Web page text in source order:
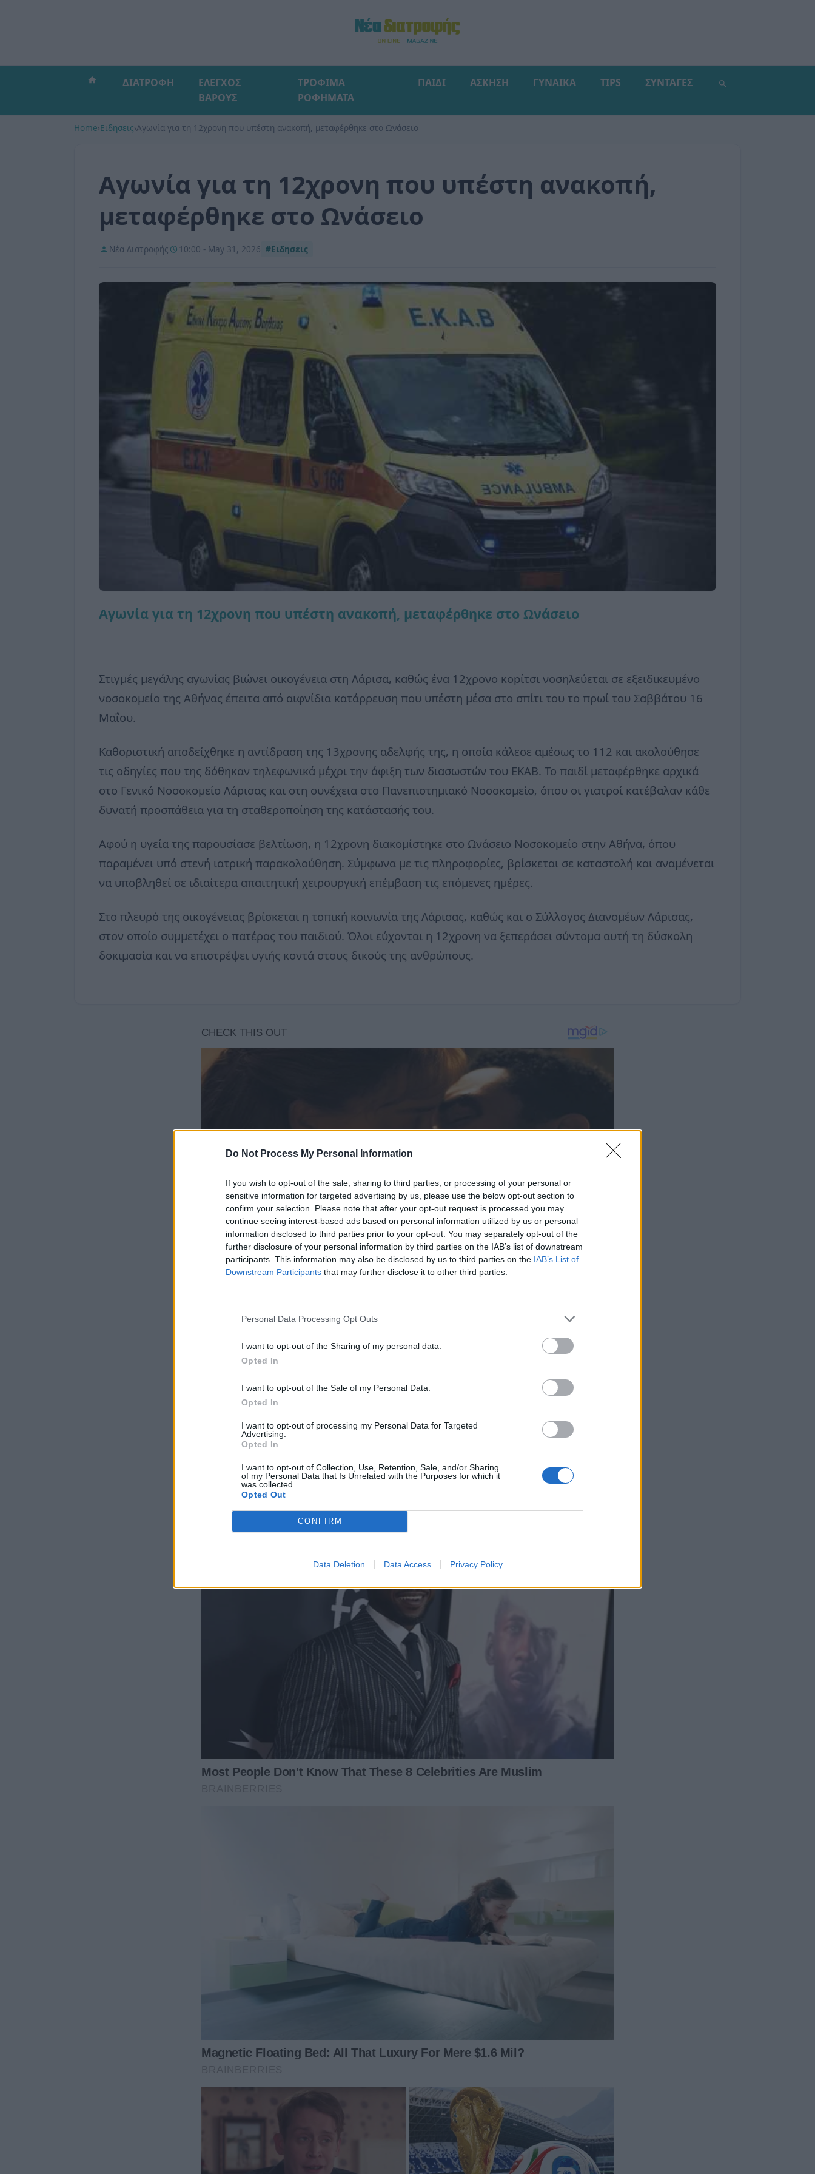
Do Not Process My Personal Information
If you wish to opt-out of the sale, sharing to third parties, or processing of your personal or
sensitive information for targeted advertising by us, please use the below opt-out section to
confirm your selection. Please note that after your opt-out request is processed you may
continue seeing interest-based ads based on personal information utilized by us or personal
information disclosed to third parties prior to your opt-out. You may separately opt-out of the
further disclosure of your personal information by third parties on the IAB’s list of downstream
participants. This information may also be disclosed by us to third parties on the IAB’s List of
Downstream Participants that may further disclose it to other third parties.
Personal Data Processing Opt Outs
I want to opt-out of the Sharing of my personal data.
Opted In
I want to opt-out of the Sale of my Personal Data.
Opted In
I want to opt-out of processing my Personal Data for Targeted
Advertising.
Opted In
I want to opt-out of Collection, Use, Retention, Sale, and/or Sharing
of my Personal Data that Is Unrelated with the Purposes for which it
was collected.
Opted Out
CONFIRM
Data Deletion Data Access Privacy Policy
ΔΙΑΤΡΟΦΗ
ΕΛΕΓΧΟΣ
ΒΑΡΟΥΣ
ΤΡΟΦΙΜΑ
ΡΟΦΗΜΑΤΑ
ΠΑΙΔΙ ΑΣΚΗΣΗ ΓΥΝΑΙΚΑ TIPS ΣΥΝΤΑΓΕΣ
Home›Ειδησεις›Aγωνία για τη 12χρονη που υπέστη ανακοπή, μεταφέρθηκε στο Ωνάσειο
Aγωνία για τη 12χρονη που υπέστη ανακοπή,
μεταφέρθηκε στο Ωνάσειο
Νέα Διατροφής 10:00 - May 31, 2026 #Ειδησεις
Aγωνία για τη 12χρονη που υπέστη ανακοπή, μεταφέρθηκε στο Ωνάσειο
Στιγμές μεγάλης αγωνίας βιώνει οικογένεια στη Λάρισα, καθώς ένα 12χρονο κopίτσι νοσηλεύεται σε εξειδικευμένο
νοσοκομείο της Αθήνας έπειτα από αιφνίδια κατάρρευση που υπέστη μέσα στο σπίτι του το πρωί του Σαββάτου 16
Μαΐου.
Καθοριστική αποδείχθηκε η αντίδραση της 13χρονης αδελφής της, η οποία κάλεσε αμέσως το 112 και ακολούθησε
τις οδηγίες που της δόθηκαν τηλεφωνικά μέχρι την άφιξη των διασωστών του ΕΚΑΒ. Το παιδί μεταφέρθηκε αρχικά
στο Γενικό Νοσοκομείο Λάρισας και στη συνέχεια στο Πανεπιστημιακό Νοσοκομείο, όπου οι γιατροί κατέβαλαν κάθε
δυνατή προσπάθεια για τη σταθεροποίηση της κατάστασής του.
Αφού η υγεία της παρουσίασε βελτίωση, η 12χρονη διακομίστηκε στο Ωνάσειο Νοσοκομείο στην Αθήνα, όπου
παραμένει υπό στενή ιατρική παρακολούθηση. Σύμφωνα με τις πληροφορίες, βρίσκεται σε καταστολή και αναμένεται
να υποβληθεί σε ιδιαίτερα απαιτητική χειρουργική επέμβαση τις επόμενες ημέρες.
Στο πλευρό της οικογένειας βρίσκεται η τοπική κοινωνία της Λάρισας, καθώς και ο Σύλλογος Διανομέων Λάρισας,
στον οποίο συμμετέχει ο πατέρας του παιδιού. Όλοι εύχονται η 12χρονη να ξεπεράσει σύντομα αυτή τη δύσκολη
δοκιμασία και να επιστρέψει υγιής κοντά στους δικούς της ανθρώπους.